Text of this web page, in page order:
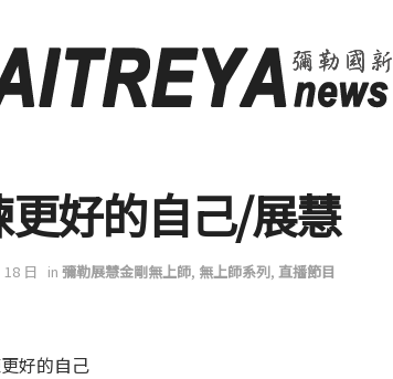
好的自己/展慧
日 in 彌勒展慧金剛無上師, 無上師系列, 直播節目
好的自己